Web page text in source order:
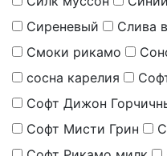
Сиреневый
Слива
Смоки рикамо
сосна карелия
Софт Дижон
Софт Мисти Грин